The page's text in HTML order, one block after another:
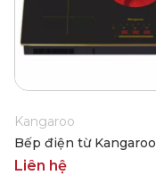
Kangaroo
Bếp điện từ Kangaroo
KG446i
Liên hệ